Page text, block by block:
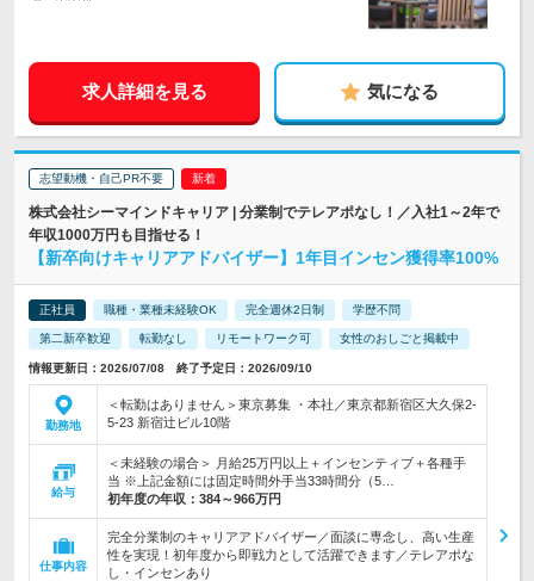
求人詳細を見る 気になる
志望動機・自己PR不要
株式会社シーマインドキャリア | 分業制でテレアポなし！／入社1～2年で
年収1000万円も目指せる！
【新卒向けキャリアアドバイザー】1年目インセン獲得率100%
正社員 職種・業種未経験OK 完全週休2日制 学歴不問
第二新卒歓迎 転勤なし リモートワーク可 女性のおしごと掲載中
情報更新日：2026/07/08 終了予定日：2026/09/10
勤務地
＜転勤はありません＞東京募集 ・本社／東京都新宿区大久保2-
5-23 新宿辻ビル10階
給与
＜未経験の場合＞ 月給25万円以上＋インセンティブ＋各種手
当 ※上記金額には固定時間外手当33時間分（5…
初年度の年収： 384～966万円
仕事内容
完全分業制のキャリアアドバイザー／面談に専念し、高い生産
性を実現！初年度から即戦力として活躍できます／テレアポな
し・インセンあり